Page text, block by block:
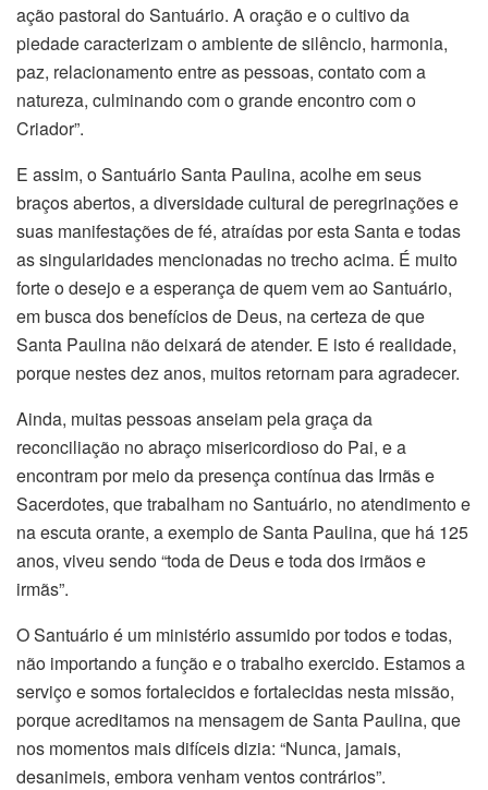
ação pastoral do Santuário. A oração e o cultivo da
piedade caracterizam o ambiente de silêncio, harmonia,
paz, relacionamento entre as pessoas, contato com a
natureza, culminando com o grande encontro com o
Criador”.
E assim, o Santuário Santa Paulina, acolhe em seus
braços abertos, a diversidade cultural de peregrinações e
suas manifestações de fé, atraídas por esta Santa e todas
as singularidades mencionadas no trecho acima. É muito
forte o desejo e a esperança de quem vem ao Santuário,
em busca dos benefícios de Deus, na certeza de que
Santa Paulina não deixará de atender. E isto é realidade,
porque nestes dez anos, muitos retornam para agradecer.
Ainda, muitas pessoas anseiam pela graça da
reconciliação no abraço misericordioso do Pai, e a
encontram por meio da presença contínua das Irmãs e
Sacerdotes, que trabalham no Santuário, no atendimento e
na escuta orante, a exemplo de Santa Paulina, que há 125
anos, viveu sendo “toda de Deus e toda dos irmãos e
irmãs”.
O Santuário é um ministério assumido por todos e todas,
não importando a função e o trabalho exercido. Estamos a
serviço e somos fortalecidos e fortalecidas nesta missão,
porque acreditamos na mensagem de Santa Paulina, que
nos momentos mais difíceis dizia: “Nunca, jamais,
desanimeis, embora venham ventos contrários”.